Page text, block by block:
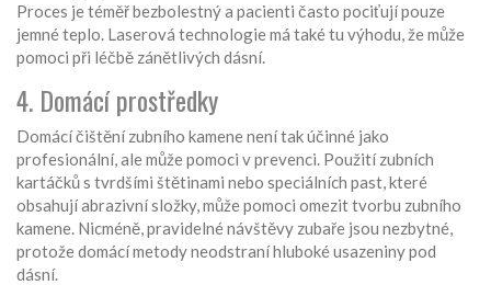
Proces je téměř bezbolestný a pacienti často pociťují pouze
jemné teplo. Laserová technologie má také tu výhodu, že může
pomoci při léčbě zánětlivých dásní.
4. Domácí prostředky
Domácí čištění zubního kamene není tak účinné jako
profesionální, ale může pomoci v prevenci. Použití zubních
kartáčků s tvrdšími štětinami nebo speciálních past, které
obsahují abrazivní složky, může pomoci omezit tvorbu zubního
kamene. Nicméně, pravidelné návštěvy zubaře jsou nezbytné,
protože domácí metody neodstraní hluboké usazeniny pod
dásní.